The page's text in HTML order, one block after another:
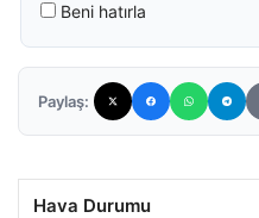
Beni hatırla
Paylaş:
Hava Durumu